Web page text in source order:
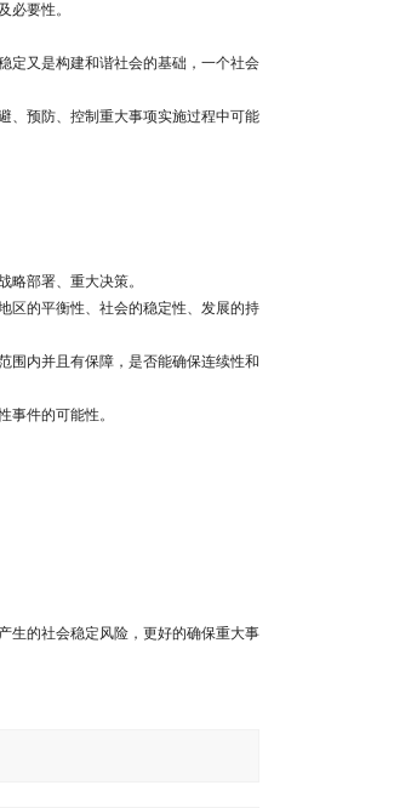
要性。
又是构建和谐社会的基础，一个社会
、预防、控制重大事项实施过程中可能
部署、重大决策。
的平衡性、社会的稳定性、发展的持
内并且有保障，是否能确保连续性和
件的可能性。
的社会稳定风险，更好的确保重大事